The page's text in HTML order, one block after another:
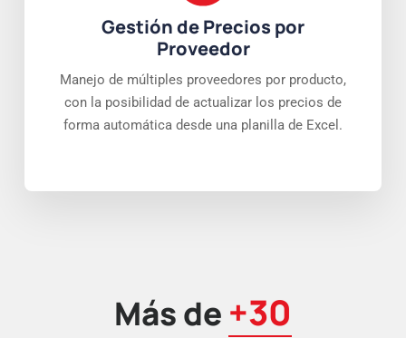
Gestión de Precios por
Proveedor
Manejo de múltiples proveedores por producto,
con la posibilidad de actualizar los precios de
forma automática desde una planilla de Excel.
Más de +30